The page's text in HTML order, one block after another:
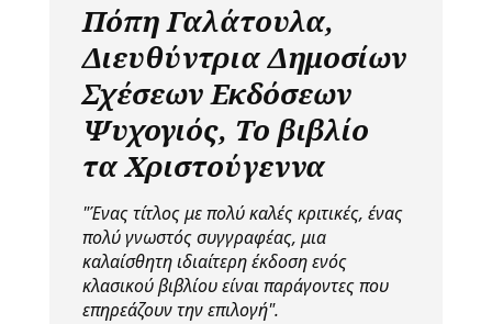
Πόπη Γαλάτουλα,
Διευθύντρια Δημοσίων
Σχέσεων Εκδόσεων
Ψυχογιός, Το βιβλίο
τα Χριστούγεννα
"Ένας τίτλος με πολύ καλές κριτικές, ένας
πολύ γνωστός συγγραφέας, μια
καλαίσθητη ιδιαίτερη έκδοση ενός
κλασικού βιβλίου είναι παράγοντες που
επηρεάζουν την επιλογή".